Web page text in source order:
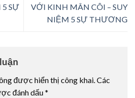
SỰ
VỚI KINH MÂN CÔI – SUY
NIỆM 5 SỰ THƯƠNG
được hiển thị công khai.Các
đánh dấu*